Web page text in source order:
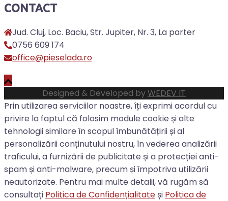
CONTACT
Jud. Cluj, Loc. Baciu, Str. Jupiter, Nr. 3, La parter
0756 609 174
office@pieselada.ro
Designed & Developed byWEDEV IT
Prin utilizarea serviciilor noastre, îți exprimi acordul cu
privire la faptul că folosim module cookie și alte
tehnologii similare în scopul îmbunătățirii și al
personalizării conținutului nostru, în vederea analizării
traficului, a furnizării de publicitate și a protecției anti-
spam și anti-malware, precum și împotriva utilizării
neautorizate. Pentru mai multe detalii, vă rugăm să
consultați Politica de Confidențialitate și Politica de